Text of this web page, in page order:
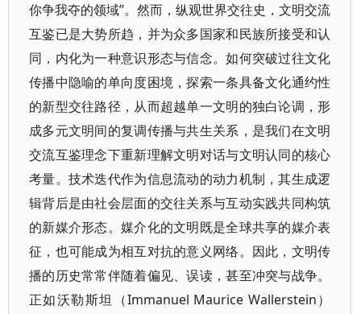
你争我夺的领域”。然而，纵观世界交往史，文明交流
互鉴已是大势所趋，并为众多国家和民族所接受和认
同，内化为一种意识形态与信念。如何突破过往文化
传播中隐喻的单向度困境，探索一条具备文化通约性
的新型交往路径，从而超越单一文明的独白论调，形
成多元文明间的复调传播与共生关系，是我们在文明
交流互鉴理念下重新理解文明对话与文明认同的核心
考量。技术迭代作为信息流动的动力机制，其生成逻
辑背后是由社会层面的交往关系与互动实践共同构筑
的新媒介形态。媒介化的文明既是全球共享的媒介表
征，也可能成为相互对抗的意义网络。因此，文明传
播的历史常常伴随着偏见、误读，甚至冲突与战争。
正如沃勒斯坦（Immanuel Maurice Wallerstein）